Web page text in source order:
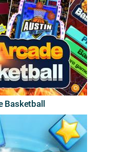
Basketball